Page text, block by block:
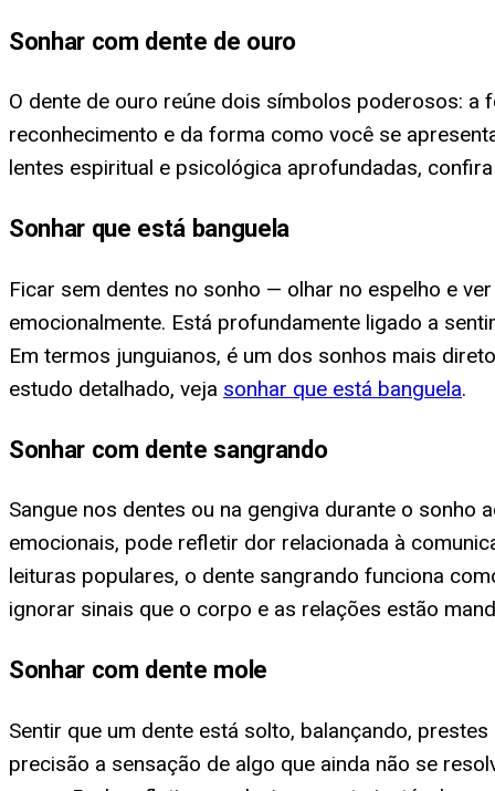
Sonhar com dente de ouro
O dente de ouro reúne dois símbolos poderosos:
reconhecimento e da forma como você se
lentes espiritual e psicológica aprofundadas,
Sonhar que está banguela
Ficar sem dentes no sonho — olhar no espelho e
emocionalmente. Está profundamente ligado a
Em termos junguianos, é um dos sonhos mais
estudo detalhado, veja sonhar que está banguela.
Sonhar com dente sangrando
Sangue nos dentes ou na gengiva durante o sonho
emocionais, pode refletir dor relacionada à
leituras populares, o dente sangrando funciona
ignorar sinais que o corpo e as relações estão
Sonhar com dente mole
Sentir que um dente está solto, balançando,
precisão a sensação de algo que ainda não se